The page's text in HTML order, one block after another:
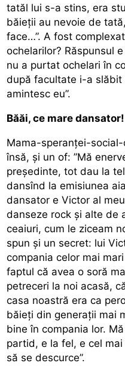
tatăl lui s-a stins, era
băieții au nevoie de
face…”. A fost
ochelarilor? Răspunsul
nu a purtat ochelari în
după facultate i-a slăbit
amintesc eu”.
Băăi, ce mare dansator!
Mama-speranței-
însă, și un of: ”Mă
președinte, tot dau la
dansînd la emisiunea
dansator e Victor al
danseze rock și alte de
ceaiuri, cum le ziceam
spun și un secret: lui
compania celor mai
faptul că avea o soră
petreceri la noi acasă,
casa noastră era ca
băieți din generații mai
bine în compania lor.
partid, e la fel, e cel
să se descurce”.